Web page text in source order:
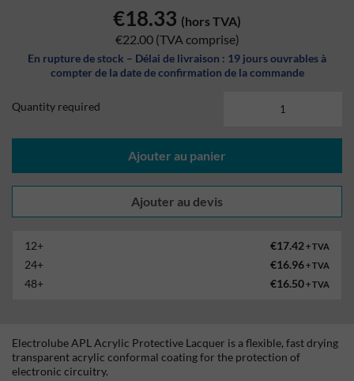
€18.33 (hors TVA)
€22.00 (TVA comprise)
En rupture de stock – Délai de livraison : 19 jours ouvrables à
compter de la date de confirmation de la commande
Quantity required
Ajouter au panier
12+ €17.42 + TVA
24+ €16.96+ TVA
48+ €16.50+ TVA
Electrolube APL Acrylic Protective Lacquer is a flexible, fast drying
transparent acrylic conformal coating for the protection of
electronic circuitry.